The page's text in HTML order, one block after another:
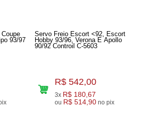
93/97
pix
Servo Freio Escort <92, Escort
Hobby 93/96, Verona E Apollo
90/92 Controil C-5603
R$ 542,00
3x R$ 180,67
ou R$ 514,90 no pix